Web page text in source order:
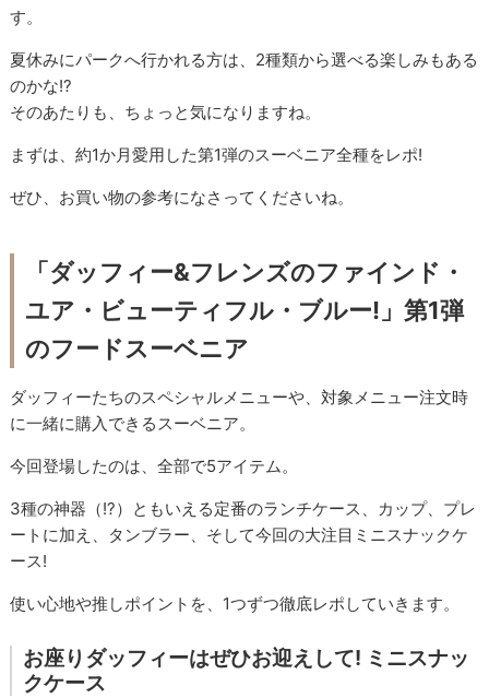
す。
夏休みにパークへ行かれる方は、2種類から選べる楽しみもある
のかな!?
そのあたりも、ちょっと気になりますね。
まずは、約1か月愛用した第1弾のスーベニア全種をレポ!
ぜひ、お買い物の参考になさってくださいね。
「ダッフィー&フレンズのファインド・
ユア・ビューティフル・ブルー!」第1弾
のフードスーベニア
ダッフィーたちのスペシャルメニューや、対象メニュー注文時
に一緒に購入できるスーベニア。
今回登場したのは、全部で5アイテム。
3種の神器（!?）ともいえる定番のランチケース、カップ、プレ
ートに加え、タンブラー、そして今回の大注目ミニスナックケ
ース!
使い心地や推しポイントを、1つずつ徹底レポしていきます。
お座りダッフィーはぜひお迎えして! ミニスナッ
クケース